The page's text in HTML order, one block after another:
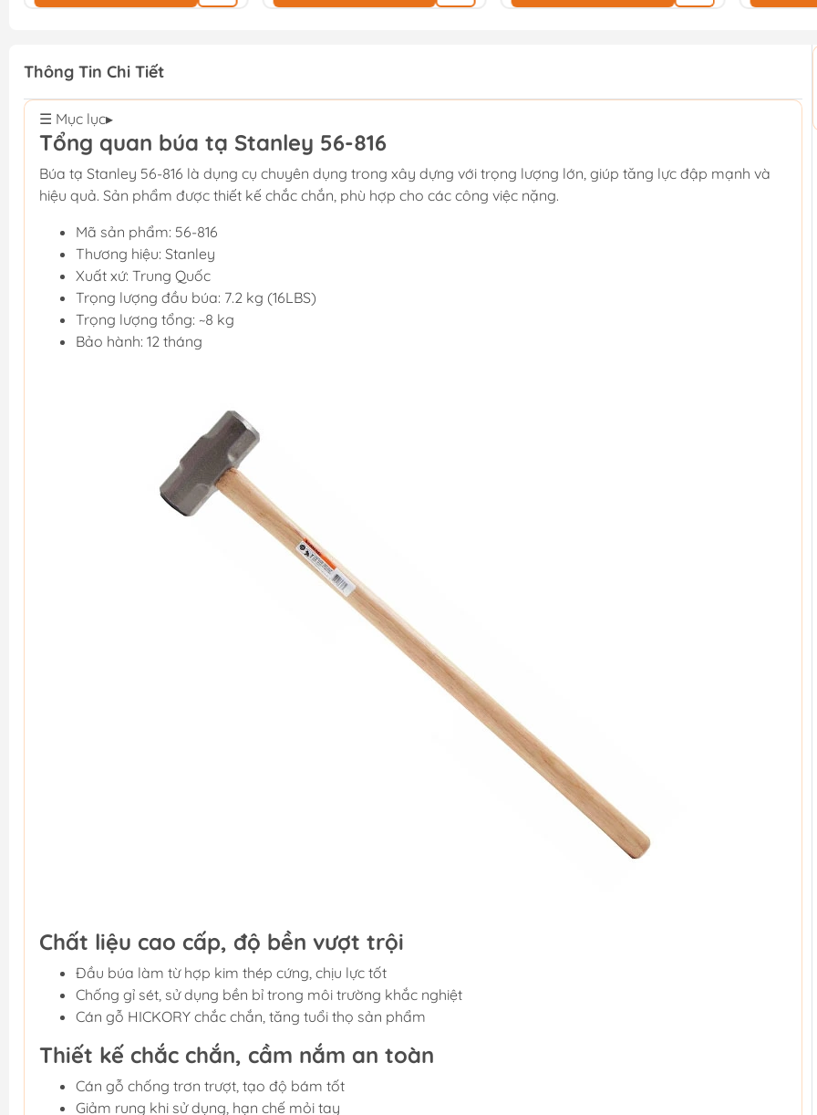
Thông Tin Chi Tiết
☰ Mục lục▸
Tổng quan búa tạ Stanley 56-816
Búa tạ Stanley 56-816 là dụng cụ chuyên dụng trong xây dựng với trọng lượng lớn, giúp tăng lực đập mạnh và
hiệu quả. Sản phẩm được thiết kế chắc chắn, phù hợp cho các công việc nặng.
Mã sản phẩm: 56-816
Thương hiệu: Stanley
Xuất xứ: Trung Quốc
Trọng lượng đầu búa: 7.2 kg (16LBS)
Trọng lượng tổng: ~8 kg
Bảo hành: 12 tháng
Chất liệu cao cấp, độ bền vượt trội
Đầu búa làm từ hợp kim thép cứng, chịu lực tốt
Chống gỉ sét, sử dụng bền bỉ trong môi trường khắc nghiệt
Cán gỗ HICKORY chắc chắn, tăng tuổi thọ sản phẩm
Thiết kế chắc chắn, cầm nắm an toàn
Cán gỗ chống trơn trượt, tạo độ bám tốt
Giảm rung khi sử dụng, hạn chế mỏi tay